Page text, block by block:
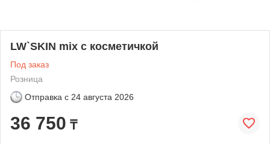
LW`SKIN mix с косметичкой
Под заказ
Розница
Отправка с 24 августа 2026
36 750 ₸